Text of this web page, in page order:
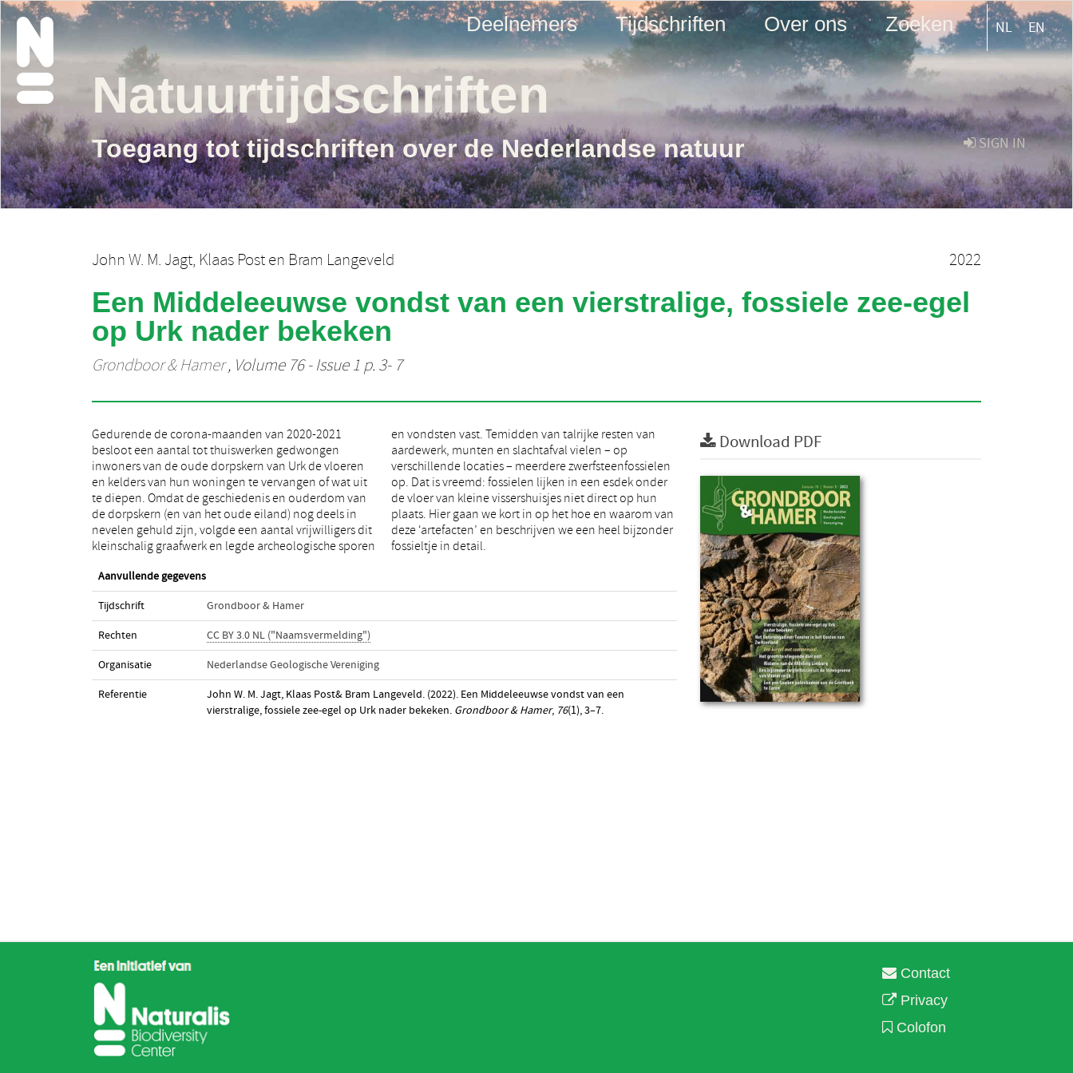
Deelnemers Tijdschriften Over ons Zoeken NL EN
SIGN IN
Natuurtijdschriften
Toegang tot tijdschriften over de Nederlandse natuur
John W. M. Jagt, Klaas Posten Bram Langeveld 2022
Een Middeleeuwse vondst van een vierstralige, fossiele zee-egel
op Urk nader bekeken
Grondboor & Hamer, Volume 76 - Issue 1 p. 3- 7
Gedurende de corona-maanden van 2020-2021
besloot een aantal tot thuiswerken gedwongen
inwoners van de oude dorpskern van Urk de vloeren
en kelders van hun woningen te vervangen of wat uit
te diepen. Omdat de geschiedenis en ouderdom van
de dorpskern (en van het oude eiland) nog deels in
nevelen gehuld zijn, volgde een aantal vrijwilligers dit
kleinschalig graafwerk en legde archeologische sporen
en vondsten vast. Temidden van talrijke resten van
aardewerk, munten en slachtafval vielen – op
verschillende locaties – meerdere zwerfsteenfossielen
op. Dat is vreemd: fossielen lijken in een esdek onder
de vloer van kleine vissershuisjes niet direct op hun
plaats. Hier gaan we kort in op het hoe en waarom van
deze ‘artefacten’ en beschrijven we een heel bijzonder
fossieltje in detail.
Aanvullende gegevens
Tijdschrift Grondboor & Hamer
Rechten CC BY 3.0 NL ("Naamsvermelding")
Organisatie Nederlandse Geologische Vereniging
Referentie
John W. M. Jagt, Klaas Post& Bram Langeveld. (2022). Een Middeleeuwse vondst van een
vierstralige, fossiele zee-egel op Urk nader bekeken. Grondboor & Hamer, 76(1), 3–7.
Download PDF
Contact
Privacy
Colofon